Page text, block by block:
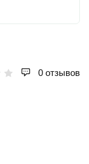
0 отзывов